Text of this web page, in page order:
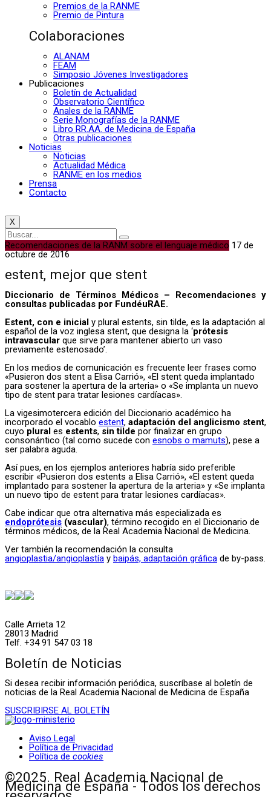
Premios de la RANME
Premio de Pintura
Colaboraciones
ALANAM
FEAM
Simposio Jóvenes Investigadores
Publicaciones
Boletín de Actualidad
Observatorio Científico
Anales de la RANME
Serie Monografías de la RANME
Libro RR.AA. de Medicina de España
Otras publicaciones
Noticias
Noticias
Actualidad Médica
RANME en los medios
Prensa
Contacto
X
Recomendaciones de la RANM sobre el lenguaje médico 17 de
octubre de 2016
estent, mejor que stent
Diccionario de Términos Médicos – Recomendaciones y
consultas publicadas por FundéuRAE.
Estent, con e inicial y plural estents, sin tilde, es la adaptación al
español de la voz inglesa stent, que designa la ‘prótesis
intravascular que sirve para mantener abierto un vaso
previamente estenosado’.
En los medios de comunicación es frecuente leer frases como
«Pusieron dos stent a Elisa Carrió», «El stent queda implantado
para sostener la apertura de la arteria» o «Se implanta un nuevo
tipo de stent para tratar lesiones cardíacas».
La vigesimotercera edición del Diccionario académico ha
incorporado el vocablo estent, adaptación del anglicismo stent,
cuyo plural es estents, sin tilde por finalizar en grupo
consonántico (tal como sucede con esnobs o mamuts), pese a
ser palabra aguda.
Así pues, en los ejemplos anteriores habría sido preferible
escribir «Pusieron dos estents a Elisa Carrió», «El estent queda
implantado para sostener la apertura de la arteria» y «Se implanta
un nuevo tipo de estent para tratar lesiones cardíacas».
Cabe indicar que otra alternativa más especializada es
endoprótesis (vascular), término recogido en el Diccionario de
términos médicos, de la Real Academia Nacional de Medicina.
Ver también la recomendación la consulta
angioplastia/angioplastía y baipás, adaptación gráfica de by-pass.
Calle Arrieta 12
28013 Madrid
Telf. +34 91 547 03 18
Boletín de Noticias
Si desea recibir información periódica, suscríbase al boletín de
noticias de la Real Academia Nacional de Medicina de España
SUSCRIBIRSE AL BOLETÍN
Aviso Legal
Política de Privacidad
Política de cookies
©2025. Real Academia Nacional de
Medicina de España - Todos los derechos